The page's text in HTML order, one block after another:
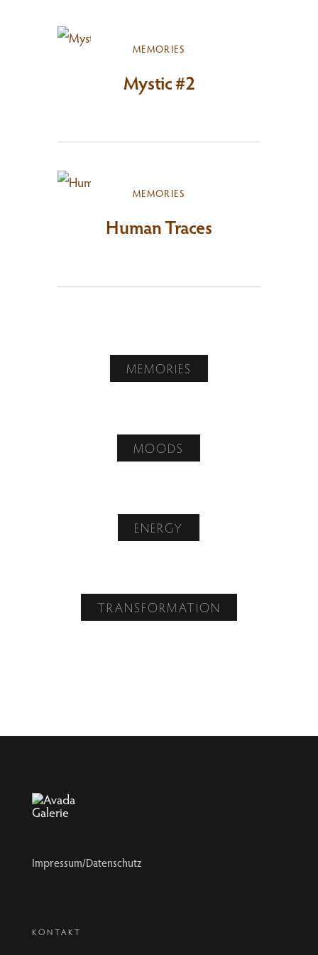
MEMORIES
Mystic #2
MEMORIES
Human Traces
MEMORIES
MOODS
ENERGY
TRANSFORMATION
Impressum/Datenschutz
KONTAKT